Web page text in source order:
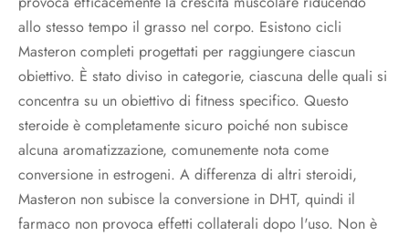
allo stesso tempo il grasso nel corpo. Esistono cicli
Masteron completi progettati per raggiungere ciascun
obiettivo. È stato diviso in categorie, ciascuna delle quali si
concentra su un obiettivo di fitness specifico. Questo
steroide è completamente sicuro poiché non subisce
alcuna aromatizzazione, comunemente nota come
conversione in estrogeni. A differenza di altri steroidi,
Masteron non subisce la conversione in DHT, quindi il
farmaco non provoca effetti collaterali dopo l'uso. Non è